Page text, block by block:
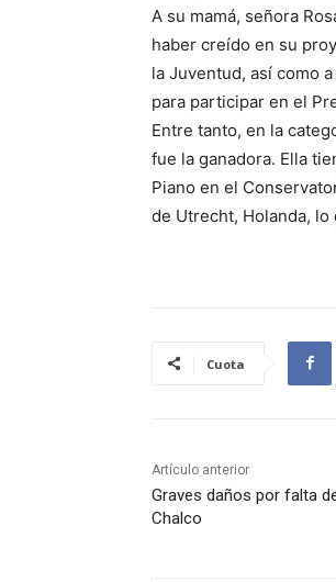
A su mamá, señora
haber creído en su
la Juventud, así como
para participar en el
Entre tanto, en la
fue la ganadora. Ella
Piano en el
de Utrecht, Holanda,
Cuota
Artículo anterior
Graves daños por falta
Chalco